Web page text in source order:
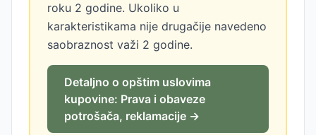
roku 2 godine. Ukoliko u
karakteristikama nije drugačije navedeno
saobraznost važi 2 godine.
Detaljno o opštim uslovima
kupovine: Prava i obaveze
potrošača, reklamacije →